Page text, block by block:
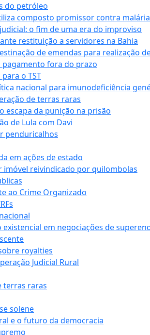
do petróleo
composto promissor contra
o fim de uma era do improviso
restituição a servidores na Bahia
de emendas para realização
pagamento fora do prazo
o TST
nacional para imunodeficiência
de terras raras
escapa da punição na prisão
de Lula com Davi
penduricalhos
em ações de estado
imóvel reivindicado por quilombolas
ao Crime Organizado
em negociações de
royalties
Judicial Rural
terras raras
solene
e o futuro da democracia